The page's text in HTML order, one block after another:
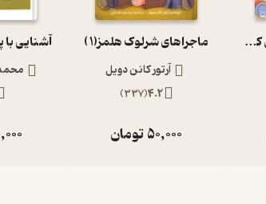
150 شیوه تقویت هوش کودک ماجراهای شرلوک هلمز(1 )
آرتور کانن دویل
4.2
(
337
)
50,000تومان
آشنایی